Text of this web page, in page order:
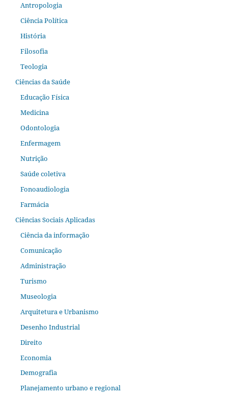
Antropologia
Ciência Política
História
Filosofia
Teologia
Ciências da Saúde
Educação Física
Medicina
Odontologia
Enfermagem
Nutrição
Saúde coletiva
Fonoaudiologia
Farmácia
Ciências Sociais Aplicadas
Ciência da informação
Comunicação
Administração
Turismo
Museologia
Arquitetura e Urbanismo
Desenho Industrial
Direito
Economia
Demografia
Planejamento urbano e regional